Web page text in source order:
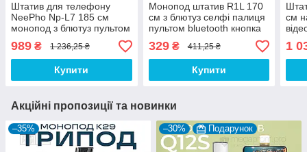
Штатив для телефону
NeePho Np-L7 185 см
монопод з блютуз пультом
селфі палиця монопод +
мікрофон HOCO L20
Type-C
989 ₴ 1 236,25 ₴
Купити
Монопод штатив R1L 170
см з блютуз селфі палиця
пультом bluetooth кнопка
стійка палиця для селфі
відео
329₴ 411,25 ₴
Купити
см
1
Акційні пропозиції та новинки
–35% –30% Подарунок